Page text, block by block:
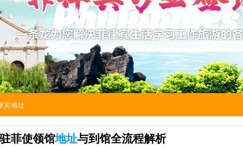
宾地址
菲使领馆地址与到馆全流程解析